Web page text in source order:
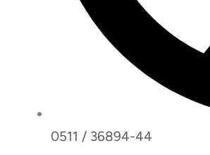
0511 / 36894-44